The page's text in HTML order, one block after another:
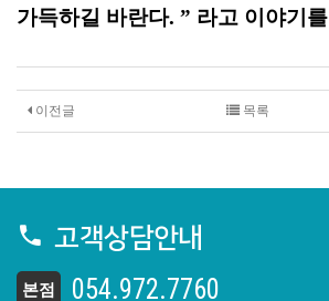
가득하길 바란다. ” 라고 이야기
이전글 목록
고객상담안내
본점 054.972.7760